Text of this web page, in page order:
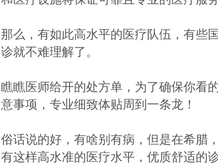
那么，有如此高水平的医疗队伍，有些
诊就不难理解了。
瞧瞧医师给开的处方单，为了确保你看
意事项，专业细致体贴周到一条龙！
俗话说的好，有啥别有病，但是在希腊
有这样高水准的医疗水平，优质舒适的